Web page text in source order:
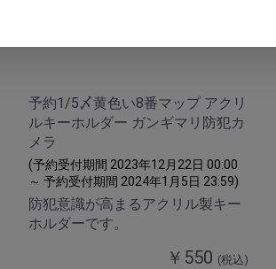
予約1/5〆黄色い8番マップ アクリ
ルキーホルダー ガンギマリ防犯カ
メラ
(予約受付期間 2023年12月22日 00:00
～ 予約受付期間 2024年1月5日 23:59)
防犯意識が高まるアクリル製キー
ホルダーです。
￥550 (税込)